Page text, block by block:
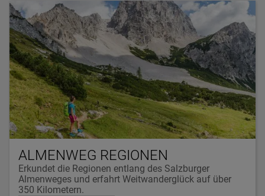
ALMENWEG REGIONEN
Erkundet die Regionen entlang des Salzburger
Almenweges und erfahrt Weitwanderglück auf über
350 Kilometern.